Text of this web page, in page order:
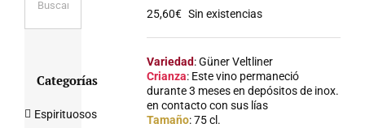
25,60€ Sin existencias
Variedad: Güner Veltliner
Crianza: Este vino permaneció
durante 3 meses en depósitos de inox.
en contacto con sus lías
Tamaño: 75 cl.
Categorías
Espirituosos